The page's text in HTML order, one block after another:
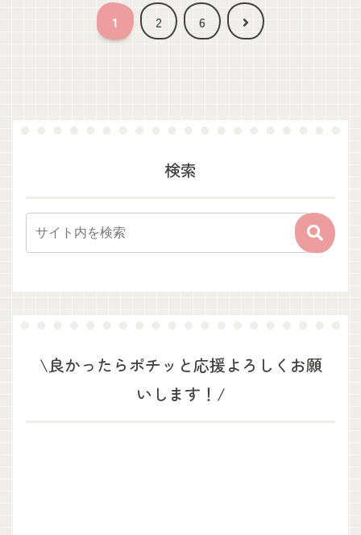
1 2 6
次
検索
\良かったらポチッと応援よろしくお願
いします！/